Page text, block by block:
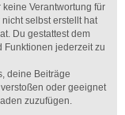
Verantwortung für
selbst erstellt hat
Du gestattest dem
Funktionen jederzeit zu
deine Beiträge
oder geeignet
zuzufügen.